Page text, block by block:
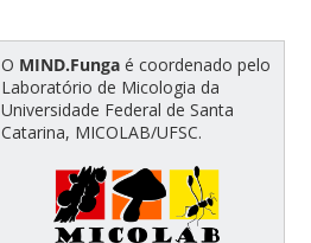
O MIND.Fungaé coordenado pelo
Laboratório de Micologia da
Universidade Federal de Santa
Catarina, MICOLAB/UFSC.